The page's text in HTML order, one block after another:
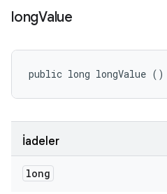
longValue
public long longValue ()
İadeler
long